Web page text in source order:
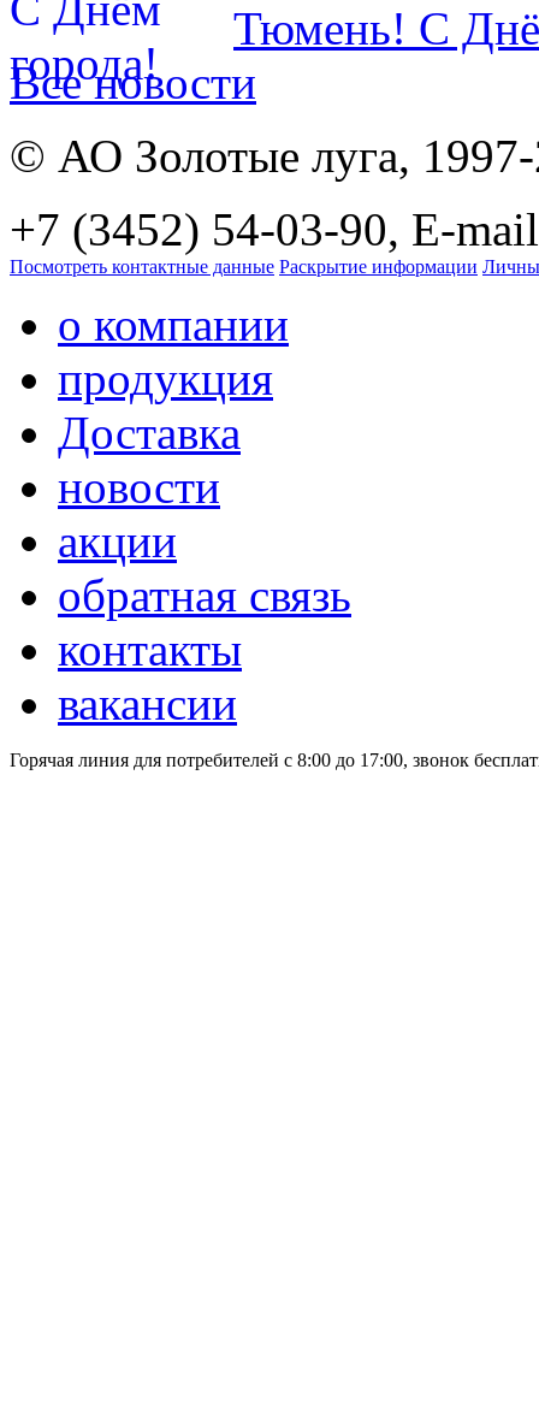
Тюмень! С
Все новости
© АО Золотые луга,
+7 (3452) 54-03-90, E-
Посмотреть контактные данные Раскрытие информации
о компании
продукция
Доставка
новости
акции
обратная связь
контакты
вакансии
Горячая линия для потребителей с 8:00 до 17:00, звонок